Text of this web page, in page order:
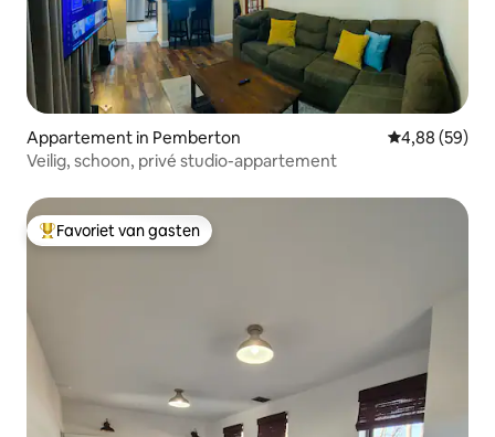
Appartement in Pemberton Gemiddelde
4,88 (59)
Veilig, schoon, privé studio-appartement
Topfavoriet van gasten
Favoriet van gasten